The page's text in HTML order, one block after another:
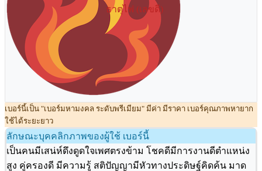
ธาตุไฟ (เลขดี)
เบอร์นี้เป็น "เบอร์มหามงคล ระดับพรีเมียม" มีค่า มีราคา เบอร์คุณภาพหายาก
ใช้ได้ระยะยาว
ลักษณะบุคคลิกภาพของผู้ใช้ เบอร์นี้
เป็นคนมีเสน่ห์ดึงดูดใจเพศตรงข้าม โชคดีมีการงานดีตำแหน่ง
สูง คู่ครองดี มีความรู้ สติปัญญามีหัวทางประดิษฐ์คิดค้น มาด